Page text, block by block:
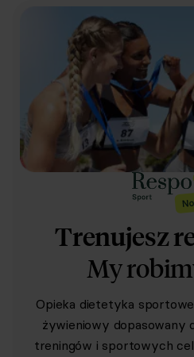
Trenujesz
My
Opieka dietetyka
żywieniowy dopasowany
treningów i sportowych